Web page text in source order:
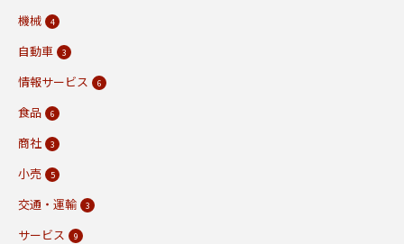
機械 4
自動車 3
情報サービス 6
食品 6
商社 3
小売 5
交通・運輸 3
サービス 9